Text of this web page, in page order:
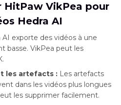
HitPaw VikPea pour
Hedra AI
AI exporte des vidéos à une
basse. VikPea peut les
les artefacts : Les artefacts
dans les vidéos plus longues
les supprimer facilement.